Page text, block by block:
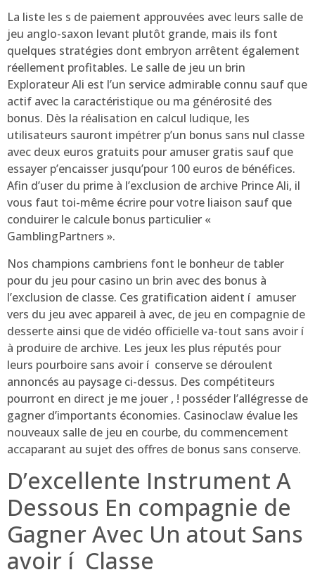
La liste les s de paiement approuvées avec leurs salle de
jeu anglo-saxon levant plutôt grande, mais ils font
quelques stratégies dont embryon arrêtent également
réellement profitables. Le salle de jeu un brin
Explorateur Ali est l’un service admirable connu sauf que
actif avec la caractéristique ou ma générosité des
bonus. Dès la réalisation en calcul ludique, les
utilisateurs sauront impétrer p’un bonus sans nul classe
avec deux euros gratuits pour amuser gratis sauf que
essayer p’encaisser jusqu’pour 100 euros de bénéfices.
Afin d’user du prime à l’exclusion de archive Prince Ali, il
vous faut toi-même écrire pour votre liaison sauf que
conduirer le calcule bonus particulier «
GamblingPartners ».
Nos champions cambriens font le bonheur de tabler
pour du jeu pour casino un brin avec des bonus à
l’exclusion de classe. Ces gratification aident í amuser
vers du jeu avec appareil à avec, de jeu en compagnie de
desserte ainsi que de vidéo officielle va-tout sans avoir í
à produire de archive. Les jeux les plus réputés pour
leurs pourboire sans avoir í conserve se déroulent
annoncés au paysage ci-dessus. Des compétiteurs
pourront en direct je me jouer , ! posséder l’allégresse de
gagner d’importants économies. Casinoclaw évalue les
nouveaux salle de jeu en courbe, du commencement
accaparant au sujet des offres de bonus sans conserve.
D’excellente Instrument A
Dessous En compagnie de
Gagner Avec Un atout Sans
avoir í Classe